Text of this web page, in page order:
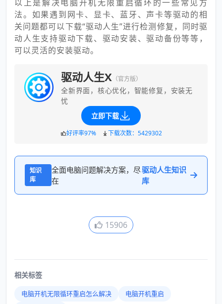
以上是解决电脑开机无限重启循环的一些常见方
法。如果遇到网卡、显卡、蓝牙、声卡等驱动的相
关问题都可以下载“驱动人生”进行检测修复，同时驱
动人生支持驱动下载、驱动安装、驱动备份等等，
可以灵活的安装驱动。
驱动人生X （官方版）
全新界面，核心优化，智能修复，安装无
忧
立即下载
好评率97% 下载次数：5429302
知识
库
全面电脑问题解决方案，尽
在
驱动人生知识
库
15906
相关标签
电脑开机无限循环重启怎么解决
电脑开机重启